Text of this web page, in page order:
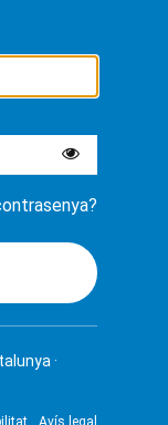
·
Avís legal